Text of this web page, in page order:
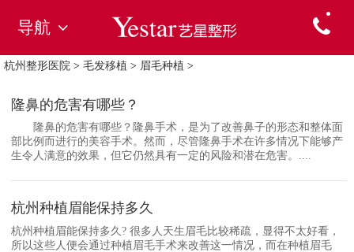
导航
杭州整形医院 > 毛发移植 > 眉毛种植 >
隆鼻的危害有哪些？
隆鼻的危害有哪些？隆鼻手术，是为了改善鼻子的形态和整体面
部比例而进行的美容手术。然而，尽管隆鼻手术在许多情况下能够产
生令人满意的效果，但它仍然具有一定的风险和潜在危害。....
杭州种植眉能保持多久
杭州种植眉能保持多久? 很多人天生眉毛比较稀疏，显得不太好看，
所以这些人便会通过种植眉毛手术来改善这一情况，而在种植眉毛